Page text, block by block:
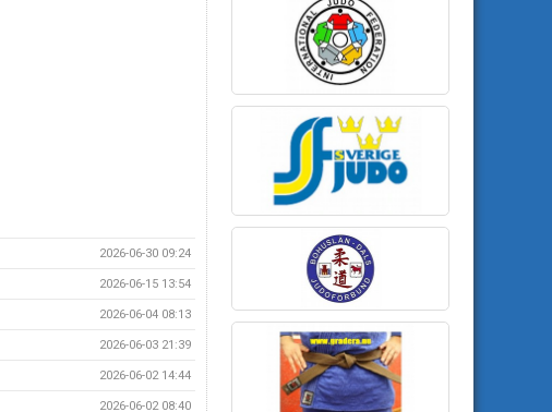
2026-06-30 09:24
2026-06-15 13:54
2026-06-04 08:13
2026-06-03 21:39
2026-06-02 14:44
2026-06-02 08:40